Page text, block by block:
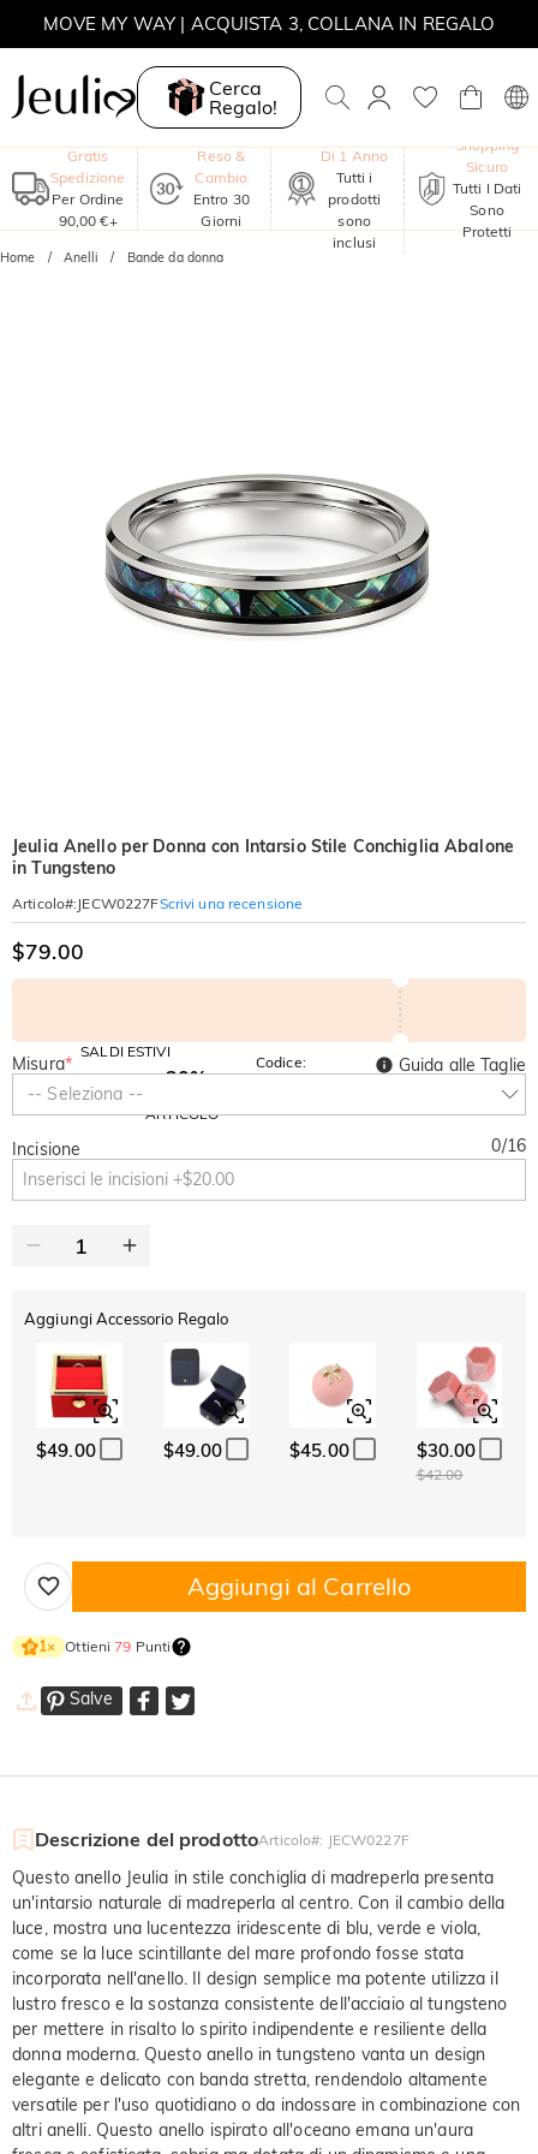
MOVE MY WAY | ACQUISTA 3, COLLANA IN REGALO
Cerca
Regalo!
Gratis
Spedizione
Per Ordine
90,00 €+
Reso &
Cambio
Entro 30
Giorni
Di 1 Anno
Tutti i
prodotti
sono
inclusi
Shopping
Sicuro
Tutti I Dati
Sono
Protetti
Home Anelli Bande da donna
Jeulia Anello per Donna con Intarsio Stile Conchiglia Abalone
in Tungsteno
Articolo#: JECW0227FScrivi una recensione
$79.00
SALDI ESTIVI
-10%
SU TUTTO
-30%
ARTICOLO
Codice:
SUMMER
Misura*
-- Seleziona --
Guida alle Taglie
Incisione 0/16
Aggiungi Accessorio Regalo
$49.00 $49.00 $45.00 $30.00
$42.00
Aggiungi al Carrello
1× Ottieni79 Punti
Salve
Descrizione del prodottoArticolo#: JECW0227F
Questo anello Jeulia in stile conchiglia di madreperla presenta
un'intarsio naturale di madreperla al centro. Con il cambio della
luce, mostra una lucentezza iridescente di blu, verde e viola,
come se la luce scintillante del mare profondo fosse stata
incorporata nell'anello. Il design semplice ma potente utilizza il
lustro fresco e la sostanza consistente dell'acciaio al tungsteno
per mettere in risalto lo spirito indipendente e resiliente della
donna moderna. Questo anello in tungsteno vanta un design
elegante e delicato con banda stretta, rendendolo altamente
versatile per l'uso quotidiano o da indossare in combinazione con
altri anelli. Questo anello ispirato all'oceano emana un'aura